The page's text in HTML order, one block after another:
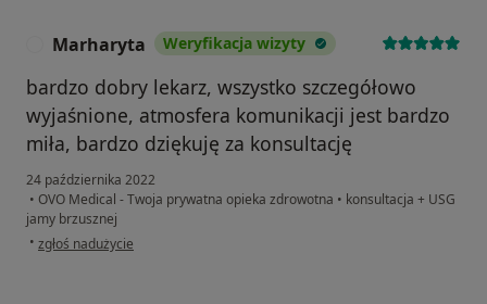
Marharyta Weryfikacja wizyty
bardzo dobry lekarz, wszystko szczegółowo
wyjaśnione, atmosfera komunikacji jest bardzo
miła, bardzo dziękuję za konsultację
24 października 2022
• OVO Medical - Twoja prywatna opieka zdrowotna • konsultacja + USG
jamy brzusznej
• w opinii użytkownika Marharyta
zgłoś nadużycie